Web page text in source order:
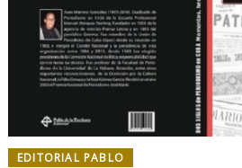
EDITORIAL PABLO